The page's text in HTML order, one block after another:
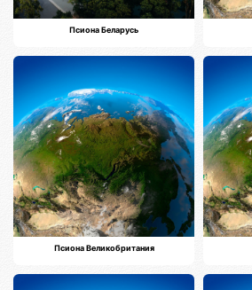
Псиона Беларусь
Псиона Великобритания